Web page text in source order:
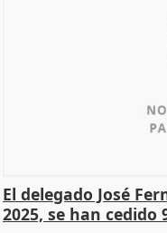
El delegado José
2025, se han